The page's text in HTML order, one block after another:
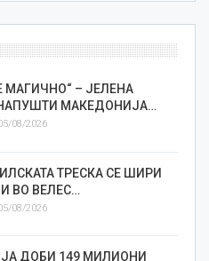
МАГИЧНО“ – ЈЕЛЕНА
МАКЕДОНИЈА…
08/2026
ТРЕСКА СЕ ШИРИ
ВО ВЕЛЕС…
08/2026
ДОБИ 149 МИЛИОНИ